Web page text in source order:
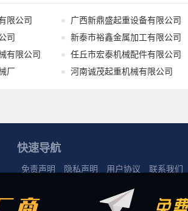
限公司 广西新鼎盛起重设备有限公司
司 新泰市裕鑫金属加工有限公司
有限公司 任丘市宏泰机械配件有限公司
厂 河南诚茂起重机械有限公司
快速导航
免责声明 隐私声明 用户协议 联系我们